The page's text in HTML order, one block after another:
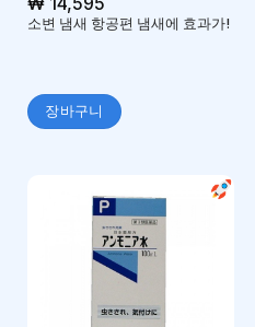
소변 냄새 항공편 냄새에 효과가!
장바구니